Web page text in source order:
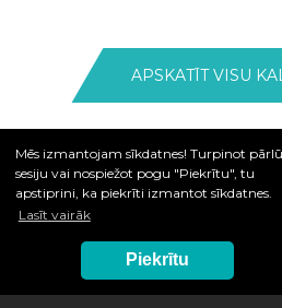
Mēs izmantojam sīkdatnes! Turpinot
sesiju vai nospiežot pogu "Piekrītu", tu
apstiprini, ka piekrīti izmantot sīkdatnes.
Lasīt vairāk
Piekrītu
APSKATĪT VISU
© 2026 / LATVIJAS